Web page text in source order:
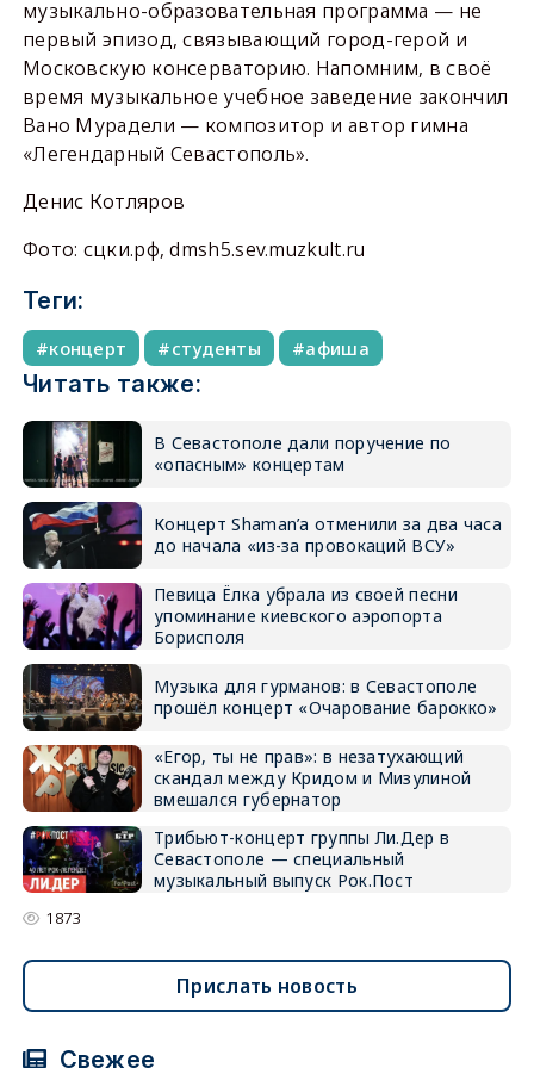
музыкально-образовательная программа — не
первый эпизод, связывающий город-герой и
Московскую консерваторию. Напомним, в своё
время музыкальное учебное заведение закончил
Вано Мурадели — композитор и автор гимна
«Легендарный Севастополь».
Денис Котляров
Фото: сцки.рф, dmsh5.sev.muzkult.ru
Теги:
концерт студенты афиша
Читать также:
В Севастополе дали поручение по
«опасным» концертам
Концерт Shaman’а отменили за два часа
до начала «из-за провокаций ВСУ»
Певица Ёлка убрала из своей песни
упоминание киевского аэропорта
Борисполя
Музыка для гурманов: в Севастополе
прошёл концерт «Очарование барокко»
«Егор, ты не прав»: в незатухающий
скандал между Кридом и Мизулиной
вмешался губернатор
Трибьют-концерт группы Ли.Дер в
Севастополе — специальный
музыкальный выпуск Рок.Пост
1873
Прислать новость
Свежее